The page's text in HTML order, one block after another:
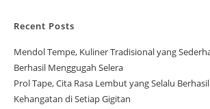
Nagasari, Kelezatan Tradisional yang Selalu
Kekurangan Zat Besi: Penyebab, Gejala, dan
Recent Comments